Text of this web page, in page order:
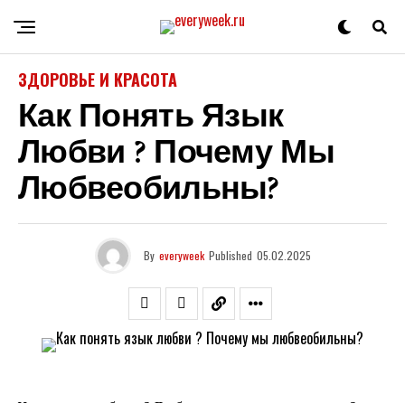
ЗДОРОВЬЕ И КРАСОТА
Как Понять Язык
Любви ? Почему Мы
Любвеобильны?
By everyweek Published 05.02.2025